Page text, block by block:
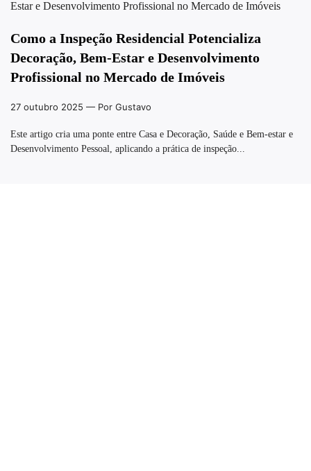
Como a Inspeção Residencial Potencializa
Decoração, Bem-Estar e Desenvolvimento
Profissional no Mercado de Imóveis
27 outubro 2025 — Por Gustavo
Este artigo cria uma ponte entre Casa e Decoração, Saúde e Bem-estar e
Desenvolvimento Pessoal, aplicando a prática de inspeção...